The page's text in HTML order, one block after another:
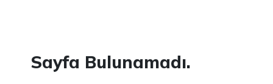
Sayfa Bulunamadı.